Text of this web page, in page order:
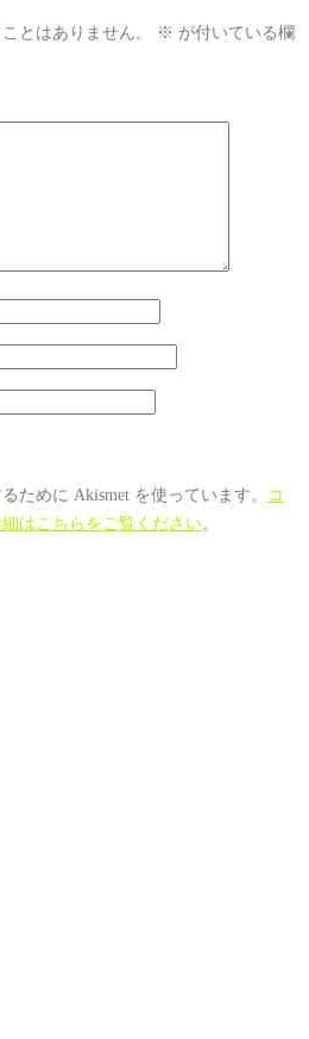
とはありません。 ※ が付いている欄
ために Akismet を使っています。
コ
はこちらをご覧ください。